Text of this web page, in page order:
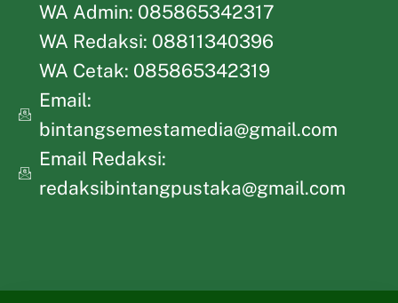
WA Admin: 085865342317
WA Redaksi: 08811340396
WA Cetak: 085865342319
Email:
bintangsemestamedia@gmail.com
Email Redaksi:
redaksibintangpustaka@gmail.com